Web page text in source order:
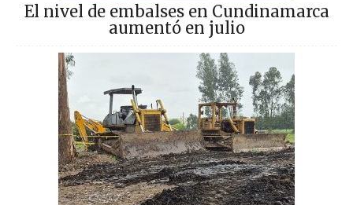
El nivel de embalses en Cundinamarca
aumentó en julio